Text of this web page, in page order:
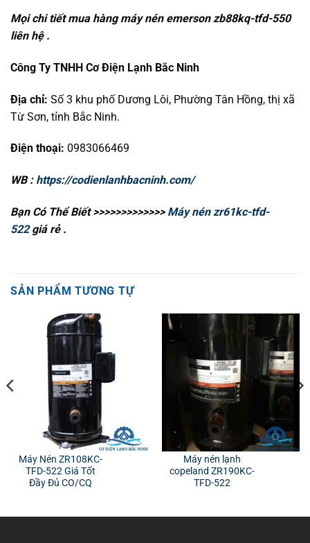
Mọi chi tiết mua hàng máy nén emerson zb88kq-tfd-550
liên hệ .
Công Ty TNHH Cơ Điện Lạnh Bắc Ninh
Địa chỉ: Số 3 khu phố Dương Lôi, Phường Tân Hồng, thị xã
Từ Sơn, tỉnh Bắc Ninh.
Điện thoại: 0983066469
WB : https://codienlanhbacninh.com/
Bạn Có Thể Biết >>>>>>>>>>>>> Máy nén zr61kc-tfd-
522giá rẻ .
SẢN PHẨM TƯƠNG TỰ
Máy Nén ZR108KC-
TFD-522 Giá Tốt
Đầy Đủ CO/CQ
Máy nén lạnh
copeland ZR190KC-
TFD-522